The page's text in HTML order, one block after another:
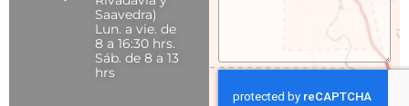
Saavedra)
Lun. a vie. de
8 a 16:30 hrs.
Sáb. de 8 a 13
hrs